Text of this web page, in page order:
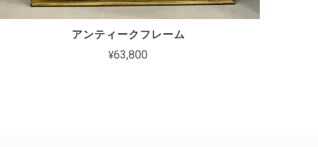
アンティークフレーム
¥63,800